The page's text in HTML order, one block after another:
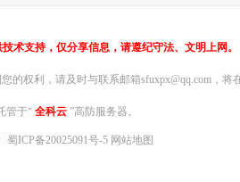
术支持，仅分享信息，请遵纪守法、文明上网。
的权利，请及时与联系邮箱sfuxpx@qq.com，将
管于“ 全科云 ”高防服务器。
蜀ICP备20025091号-5 网站地图